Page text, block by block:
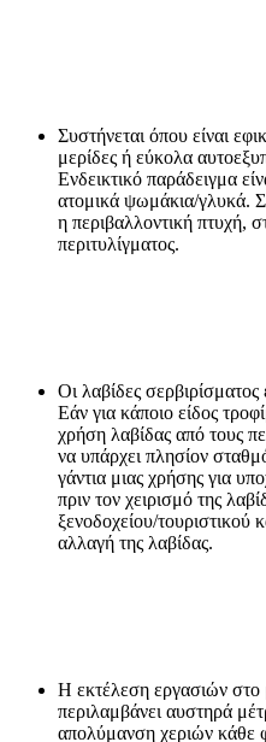
Συστήνεται όπου είναι
μερίδες ή εύκολα
Ενδεικτικό παράδειγμα
ατομικά ψωμάκια/γλυκά.
η περιβαλλοντική πτυχή,
περιτυλίγματος.
Οι λαβίδες σερβιρίσματος
Εάν για κάποιο είδος
χρήση λαβίδας από τους
να υπάρχει πλησίον
γάντια μιας χρήσης για
πριν τον χειρισμό της
ξενοδοχείου/τουριστικού
αλλαγή της λαβίδας.
Η εκτέλεση εργασιών
περιλαμβάνει αυστηρά
απολύμανση χεριών κάθε